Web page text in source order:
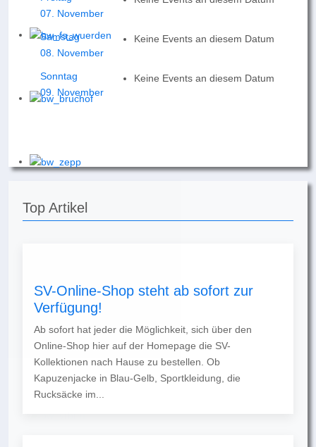
07. November
Samstag
08. November
Keine Events an diesem Datum
Sonntag
09. November
Keine Events an diesem Datum
Top Artikel
SV-Online-Shop steht ab sofort zur
Verfügung!
Ab sofort hat jeder die Möglichkeit, sich über den
Online-Shop hier auf der Homepage die SV-
Kollektionen nach Hause zu bestellen. Ob
Kapuzenjacke in Blau-Gelb, Sportkleidung, die
Rucksäcke im...